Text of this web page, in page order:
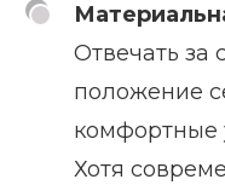
Отвечать за
положение
комфортные
Хотя